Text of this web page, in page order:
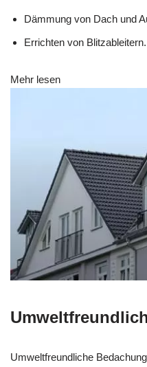
Dämmung von Dach und
Errichten von Blitzableitern.
Mehr lesen
Umweltfreundliche